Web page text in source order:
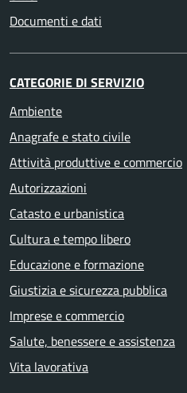
Documenti e dati
CATEGORIE DI SERVIZIO
Ambiente
Anagrafe e stato civile
Attività produttive e commercio
Autorizzazioni
Catasto e urbanistica
Cultura e tempo libero
Educazione e formazione
Giustizia e sicurezza pubblica
Imprese e commercio
Salute, benessere e assistenza
Vita lavorativa